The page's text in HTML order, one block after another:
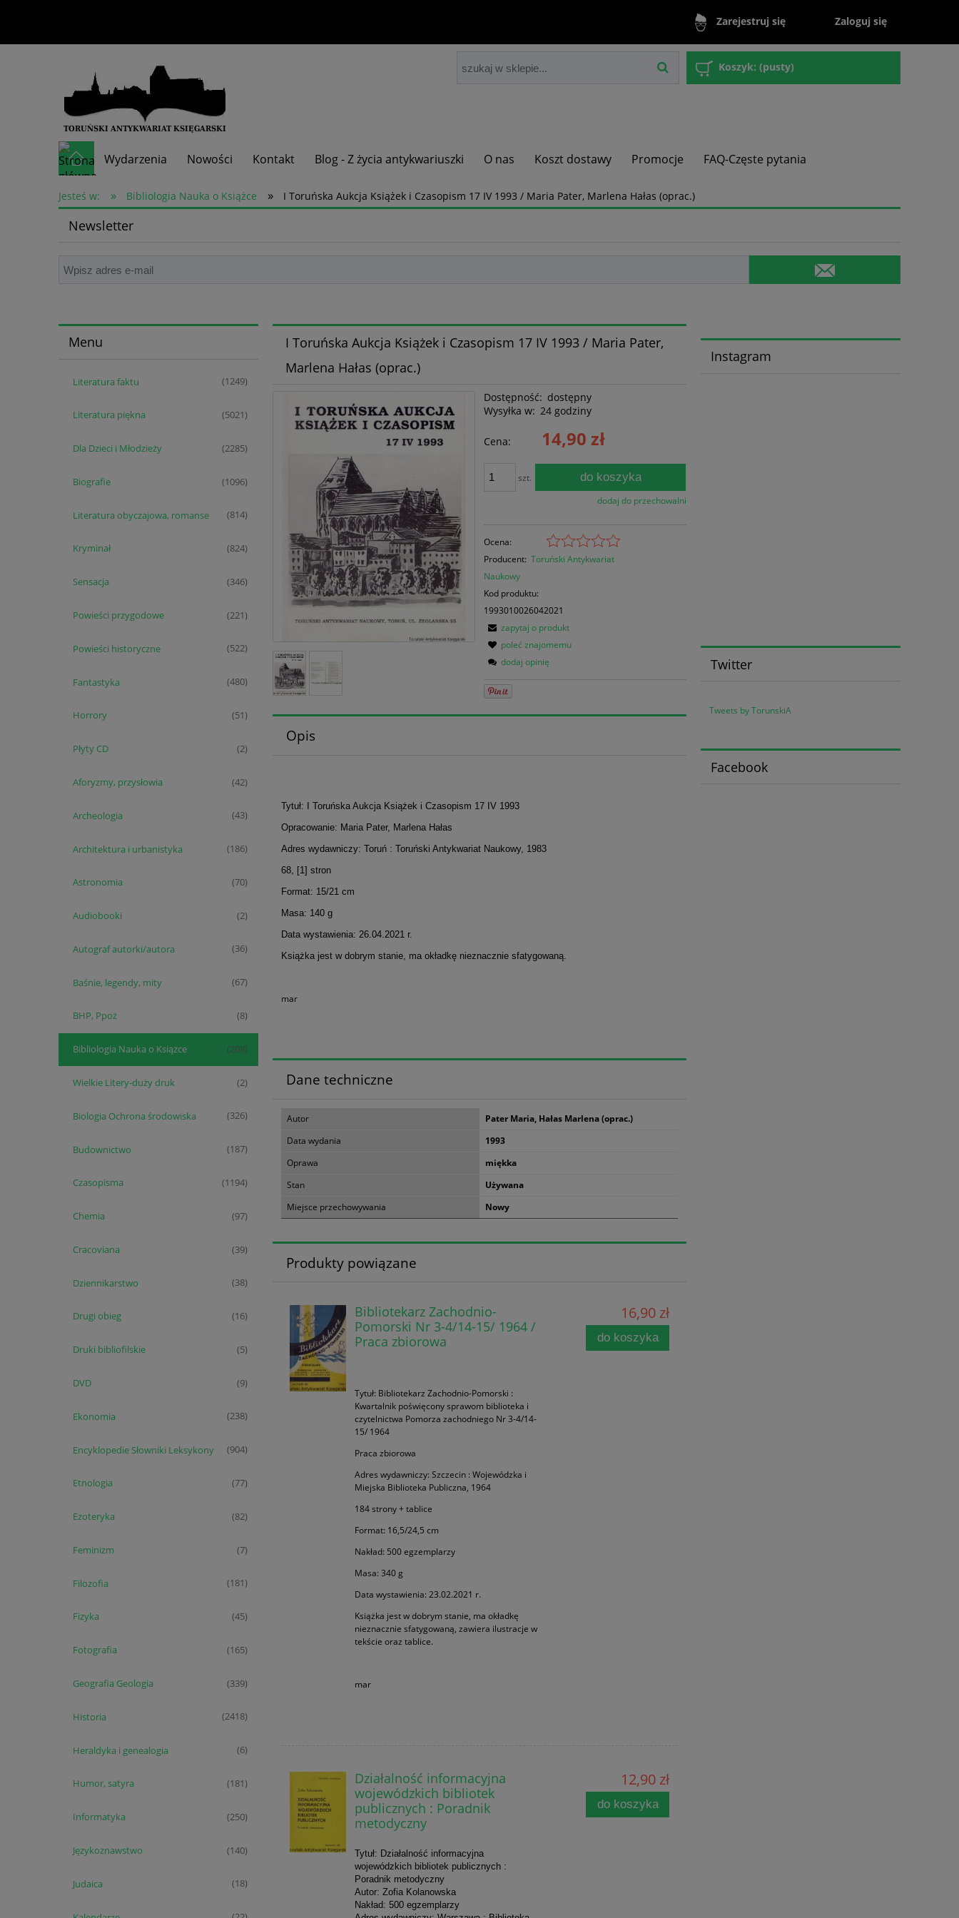
Zarejestruj się Zaloguj się
Koszyk: (pusty)
Wydarzenia Nowości Kontakt Blog - Z życia antykwariuszki O nas Koszt dostawy Promocje FAQ-Częste pytania
Skup książek
Jesteś w: » Bibliologia Nauka o Książce » I Toruńska Aukcja Książek i Czasopism 17 IV 1993 / Maria Pater, Marlena Hałas (oprac.)
Newsletter
Menu
Literatura faktu (1249)
Literatura piękna (5021)
Dla Dzieci i Młodzieży (2285)
Biografie (1096)
Literatura obyczajowa, romanse (814)
Kryminał (824)
Sensacja (346)
Powieści przygodowe (221)
Powieści historyczne (522)
Fantastyka (480)
Horrory (51)
Płyty CD (2)
Aforyzmy, przysłowia (42)
Archeologia (43)
Architektura i urbanistyka (186)
Astronomia (70)
Audiobooki (2)
Autograf autorki/autora (36)
Baśnie, legendy, mity (67)
BHP, Ppoż (8)
Bibliologia Nauka o Książce (208)
Wielkie Litery-duży druk (2)
Biologia Ochrona środowiska (326)
Budownictwo (187)
Czasopisma (1194)
Chemia (97)
Cracoviana (39)
Dziennikarstwo (38)
Drugi obieg (16)
Druki bibliofilskie (5)
DVD (9)
Ekonomia (238)
Encyklopedie Słowniki Leksykony (904)
Etnologia (77)
Ezoteryka (82)
Feminizm (7)
Filozofia (181)
Fizyka (45)
Fotografia (165)
Geografia Geologia (339)
Historia (2418)
Heraldyka i genealogia (6)
Humor, satyra (181)
Informatyka (250)
Językoznawstwo (140)
Judaica (18)
I Toruńska Aukcja Książek i Czasopism 17 IV 1993 / Maria Pater,
Marlena Hałas (oprac.)
Dostępność: dostępny
Wysyłka w: 24 godziny
Cena: 14,90 zł
szt. do koszyka
dodaj do przechowalni
Ocena:
Producent: Toruński Antykwariat
Naukowy
Kod produktu:
1993010026042021
zapytaj o produkt
poleć znajomemu
dodaj opinię
Opis
Tytuł: I Toruńska Aukcja Książek i Czasopism 17 IV 1993
Opracowanie: Maria Pater, Marlena Hałas
Adres wydawniczy: Toruń : Toruński Antykwariat Naukowy, 1983
68, [1] stron
Format: 15/21 cm
Masa: 140 g
Data wystawienia: 26.04.2021 r.
Książka jest w dobrym stanie, ma okładkę nieznacznie sfatygowaną.
mar
Dane techniczne
Autor
Pater Maria, Hałas Marlena (oprac.)
Data wydania
1993
Oprawa
miękka
Stan
Używana
Miejsce przechowywania
Nowy
Produkty powiązane
Bibliotekarz Zachodnio-
Pomorski Nr 3-4/14-15/ 1964 /
Praca zbiorowa
Tytuł: Bibliotekarz Zachodnio-Pomorski :
Kwartalnik poświęcony sprawom biblioteka i
czytelnictwa Pomorza zachodniego Nr 3-4/14-
15/ 1964
Praca zbiorowa
Adres wydawniczy: Szczecin : Wojewódzka i
Miejska Biblioteka Publiczna, 1964
184 strony + tablice
Format: 16,5/24,5 cm
Nakład: 500 egzemplarzy
Masa: 340 g
Data wystawienia: 23.02.2021 r.
Książka jest w dobrym stanie, ma okładkę
nieznacznie sfatygowaną, zawiera ilustracje w
tekście oraz tablice.
mar
16,90 zł
do koszyka
Działalność informacyjna
wojewódzkich bibliotek
publicznych : Poradnik
metodyczny
Tytuł: Działalność informacyjna
wojewódzkich bibliotek publicznych :
Poradnik metodyczny
Autor: Zofia Kolanowska
Nakład: 500 egzemplarzy
12,90 zł
do koszyka
Instagram
Twitter
Tweets by TorunskiA
Facebook